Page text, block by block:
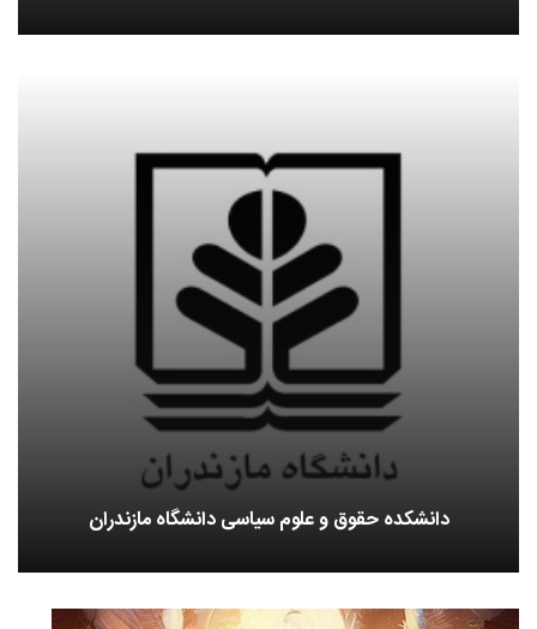
دانشکده حقوق و علوم سیاسی دانشگاه مازندران